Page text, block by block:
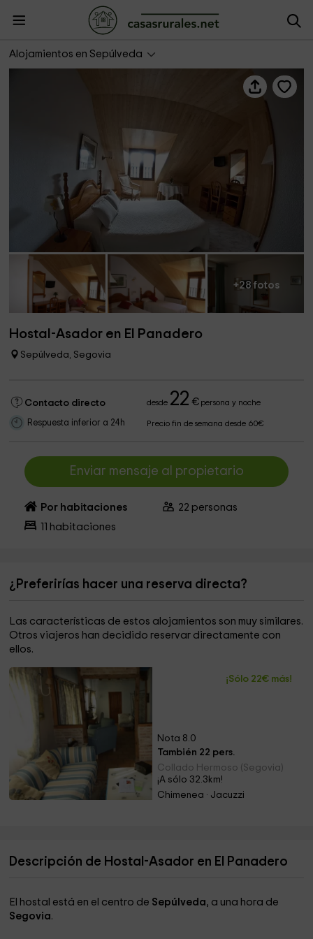
Alojamientos en Sepúlveda
Hostal-Asador en El Panadero
+28 fotos
Hostal-Asador en El Panadero
Sepúlveda, Segovia
Contacto directo desde 22 €persona y noche
Respuesta inferior a 24h Precio fin de semana desde 60€
Enviar mensaje al propietario
Por habitaciones 22 personas
habitaciones
¿Preferirías hacer una reserva directa?
Las características de estos alojamientos son muy similares.
Otros viajeros han decidido reservar directamente con
ellos.
¡Sólo 22€ más!
Nota 8.0
También 22 pers.
Collado Hermoso (Segovia)
¡A sólo 32.3km!
Chimenea · Jacuzzi
Descripción de Hostal-Asador en El Panadero
El hostal está en el centro de Sepúlveda, a una hora de
Segovia.